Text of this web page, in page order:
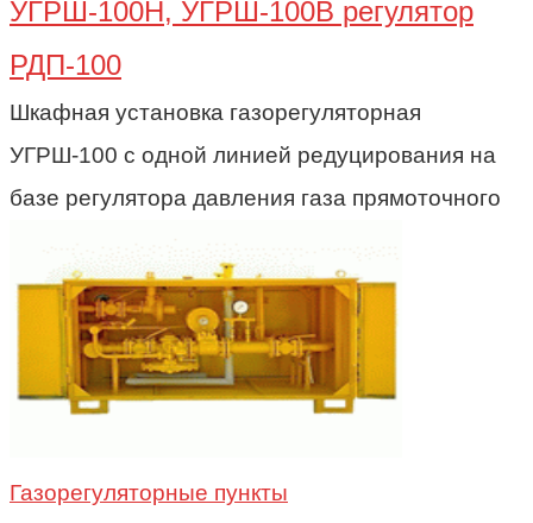
УГРШ-100Н, УГРШ-100В регулятор
РДП-100
Шкафная установка газорегуляторная
УГРШ-100 с одной линией редуцирования на
базе регулятора давления газа прямоточного
Газорегуляторные пункты